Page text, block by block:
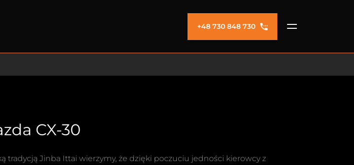
+48 730 848 730
CX-30
tradycją Jinba Ittai wierzymy, że dzięki poczuciu jedności kierowcy z